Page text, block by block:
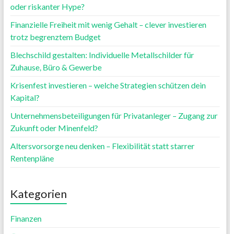
oder riskanter Hype?
Finanzielle Freiheit mit wenig Gehalt – clever investieren
trotz begrenztem Budget
Blechschild gestalten: Individuelle Metallschilder für
Zuhause, Büro & Gewerbe
Krisenfest investieren – welche Strategien schützen dein
Kapital?
Unternehmensbeteiligungen für Privatanleger – Zugang zur
Zukunft oder Minenfeld?
Altersvorsorge neu denken – Flexibilität statt starrer
Rentenpläne
Kategorien
Finanzen